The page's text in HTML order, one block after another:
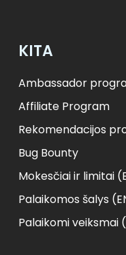
KITA
Ambassador
Affiliate Program
Rekomendacijos
Bug Bounty
Mokesčiai ir limitai
Palaikomos šalys
Palaikomi veiksmai